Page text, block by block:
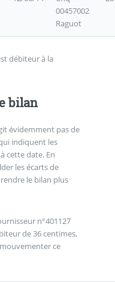
00457002
Raguot
débiteur à la
bilan
évidemment pas de
indiquent les
cette date. En
les écarts de
le bilan plus
n°401127
de 36 centimes,
ce